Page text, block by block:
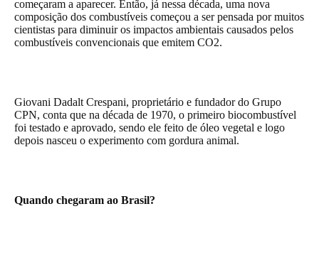
começaram a aparecer. Então, já nessa década, uma nova
composição dos combustíveis começou a ser pensada por muitos
cientistas para diminuir os impactos ambientais causados pelos
combustíveis convencionais que emitem CO2.
Giovani Dadalt Crespani, proprietário e fundador do Grupo
CPN, conta que na década de 1970, o primeiro biocombustível
foi testado e aprovado, sendo ele feito de óleo vegetal e logo
depois nasceu o experimento com gordura animal.
Quando chegaram ao Brasil?